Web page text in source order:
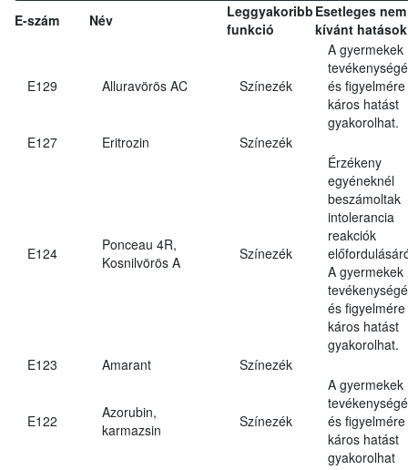
E-szám Név
Leggyakoribb
funkció
Esetleges nem
kívánt hatások
E129 Alluravörös AC Színezék
A gyermekek
és figyelmére
káros hatást
gyakorolhat.
E127
Eritrozin Színezék
E124
Ponceau 4R,
Kosnilvörös A
Színezék
Érzékeny
egyéneknél
beszámoltak
intolerancia
reakciók
A gyermekek
és figyelmére
káros hatást
gyakorolhat.
E123
Amarant Színezék
E122
Azorubin,
karmazsin
Színezék
A gyermekek
és figyelmére
káros hatást
gyakorolhat